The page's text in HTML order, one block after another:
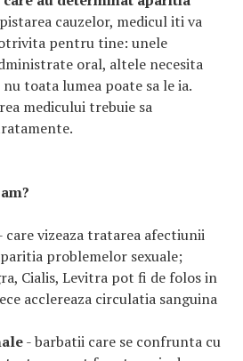
cauzelor, medicul iti va
pentru tine: unele
oral, altele necesita
toata lumea poate sa le ia.
medicului trebuie sa
care vizeaza tratarea afectiunii
problemelor sexuale;
Cialis, Levitra pot fi de folos in
acclereaza circulatia sanguina
- barbatii care se confrunta cu